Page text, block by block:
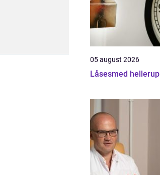
05 august 2026
Låsesmed hellerup